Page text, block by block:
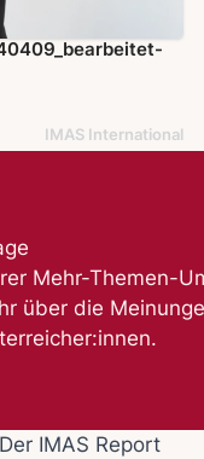
IMAS International
Mehr-Themen-
über die
Der IMAS Report